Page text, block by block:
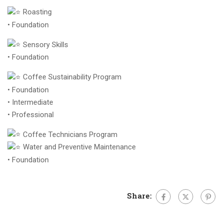
Roasting
• Foundation
Sensory Skills
• Foundation
Coffee Sustainability Program
• Foundation
• Intermediate
• Professional
Coffee Technicians Program
Water and Preventive Maintenance
• Foundation
Share: